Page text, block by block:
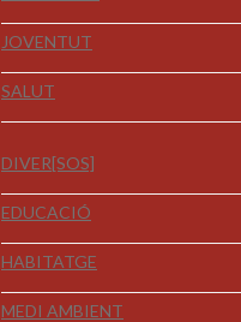
JOVENTUT
SALUT
DIVER[SOS]
EDUCACIÓ
HABITATGE
MEDI AMBIENT